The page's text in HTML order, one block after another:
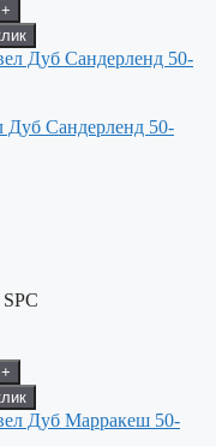
+
Дуб Сандерленд 50-
+